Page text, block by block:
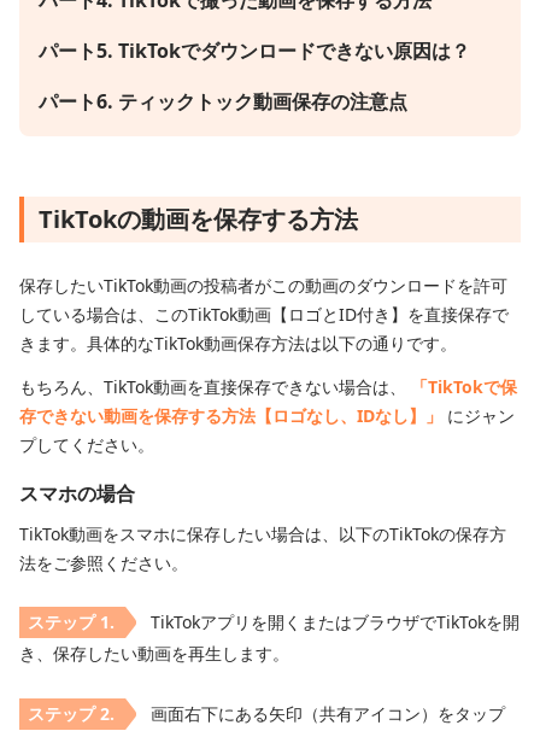
パート5. TikTokでダウンロードできない原因は？
パート6. ティックトック動画保存の注意点
TikTokの動画を保存する方法
保存したいTikTok動画の投稿者がこの動画のダウンロードを許可
している場合は、このTikTok動画【ロゴとID付き】を直接保存で
きます。具体的なTikTok動画保存方法は以下の通りです。
もちろん、TikTok動画を直接保存できない場合は、
「TikTokで保
存できない動画を保存する方法【ロゴなし、IDなし】」 にジャン
プしてください。
スマホの場合
TikTok動画をスマホに保存したい場合は、以下のTikTokの保存方
法をご参照ください。
TikTokアプリを開くまたはブラウザでTikTokを開
き、保存したい動画を再生します。
画面右下にある矢印（共有アイコン）をタップ